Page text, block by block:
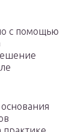
с помощью